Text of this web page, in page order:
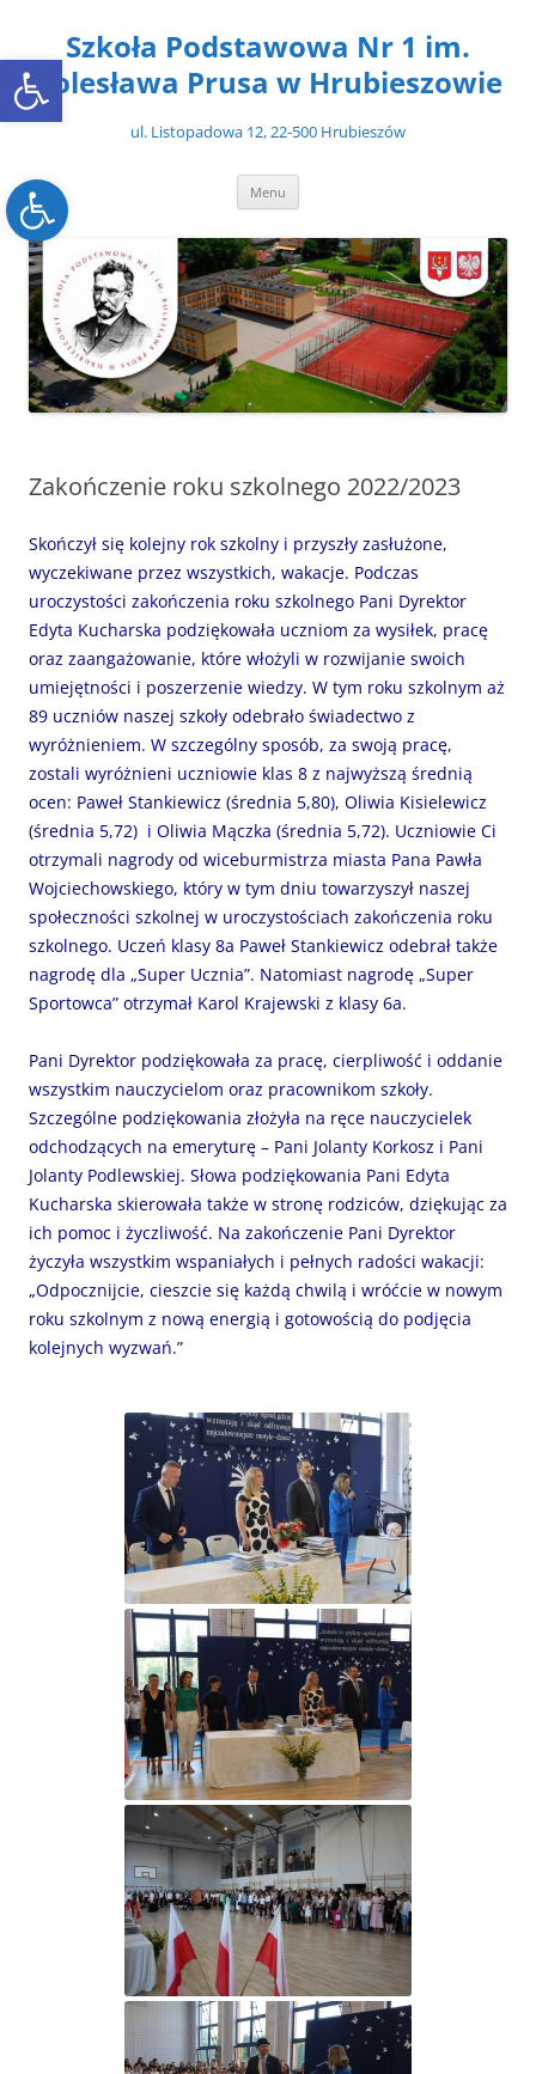
Open toolbar
Open toolbar
treściSzkoła Podstawowa Nr 1 im.
Bolesława Prusa w Hrubieszowie
ul. Listopadowa 12, 22-500 Hrubieszów
Menu
Zakończenie roku szkolnego 2022/2023
Skończył się kolejny rok szkolny i przyszły zasłużone,
wyczekiwane przez wszystkich, wakacje. Podczas
uroczystości zakończenia roku szkolnego Pani Dyrektor
Edyta Kucharska podziękowała uczniom za wysiłek, pracę
oraz zaangażowanie, które włożyli w rozwijanie swoich
umiejętności i poszerzenie wiedzy. W tym roku szkolnym aż
89 uczniów naszej szkoły odebrało świadectwo z
wyróżnieniem. W szczególny sposób, za swoją pracę,
zostali wyróżnieni uczniowie klas 8 z najwyższą średnią
ocen: Paweł Stankiewicz (średnia 5,80), Oliwia Kisielewicz
(średnia 5,72) i Oliwia Mączka (średnia 5,72). Uczniowie Ci
otrzymali nagrody od wiceburmistrza miasta Pana Pawła
Wojciechowskiego, który w tym dniu towarzyszył naszej
społeczności szkolnej w uroczystościach zakończenia roku
szkolnego. Uczeń klasy 8a Paweł Stankiewicz odebrał także
nagrodę dla „Super Ucznia”. Natomiast nagrodę „Super
Sportowca” otrzymał Karol Krajewski z klasy 6a.
Pani Dyrektor podziękowała za pracę, cierpliwość i oddanie
wszystkim nauczycielom oraz pracownikom szkoły.
Szczególne podziękowania złożyła na ręce nauczycielek
odchodzących na emeryturę – Pani Jolanty Korkosz i Pani
Jolanty Podlewskiej. Słowa podziękowania Pani Edyta
Kucharska skierowała także w stronę rodziców, dziękując za
ich pomoc i życzliwość. Na zakończenie Pani Dyrektor
życzyła wszystkim wspaniałych i pełnych radości wakacji:
„Odpocznijcie, cieszcie się każdą chwilą i wróćcie w nowym
roku szkolnym z nową energią i gotowością do podjęcia
kolejnych wyzwań.”